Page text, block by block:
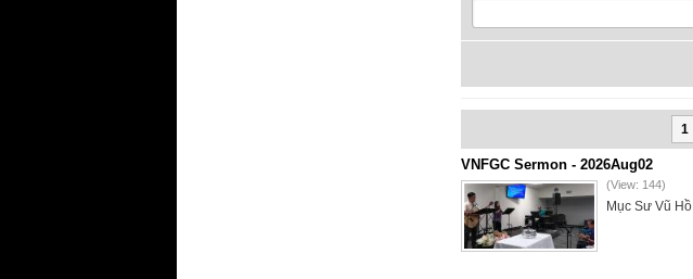
1
VNFGC Sermon - 2026Aug02
(View: 144)
Mục Sư Vũ Hồ